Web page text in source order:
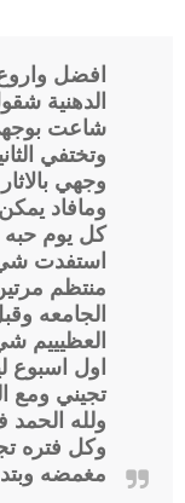
افضل
الدهنية
شاعت
وتختفي
وجهي
ومافاد
كل يوم
استفدت
منتظم
الجامعه
العظيييم
اول اسبوع
تجيني ومع
ولله
وكل فتره
مغمضه